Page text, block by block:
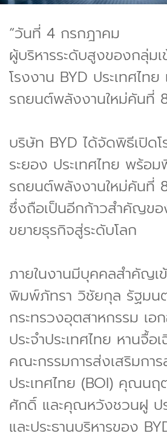
“วันที่ 4 กรกฎาคม
ผู้บริหารระดับสูงของกลุ่ม
โรงงาน BYD ประเทศไท
รถยนต์พลังงานใหม่คันที่
บริษัท BYD ได้จัดพิธีเปิด
ระยอง ประเทศไทย พร้อ
รถยนต์พลังงานใหม่คันที่
ซึ่งถือเป็นอีกก้าวสำคัญขอ
ขยายธุรกิจสู่ระดับโลก
ภายในงานมีบุคคลสำคัญเ
พิมพ์ภัทรา วิชัยกุล รัฐมน
กระทรวงอุตสาหกรรม เอ
ประจำประเทศไทย หานจื้อ
คณะกรรมการส่งเสริมกา
ประเทศไทย (BOI) คุณน
ศักดิ์ และคุณหวังชวนฝู ปร
และประธานบริหารของ